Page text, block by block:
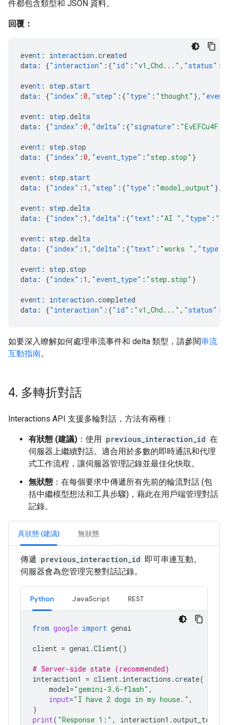
件都包含類型和 JSON 資料。
回覆：
event : interaction .created
data : {"interaction" :{"id" : "v1_Chd..." , "status" :
event : step.start
data : {"index" :0, "step" :{"type" : "thought" },
event : step.delta
data : {"index" :0, "delta" :{"signature" :
event : step.stop
data : {"index" :0, "event_type" : "step.stop" }
event : step.start
data : {"index" : 1 , "step" :{"type" : "model_output" },
event : step.delta
data : {"index" : 1 , "delta" :{"text" : "AI " , "type" :
event : step.delta
data : {"index" : 1 , "delta" :{"text" : "works " , "type"
event : step.stop
data : {"index" : 1 , "event_type" : "step.stop" }
event : interaction .completed
data : {"interaction" :{"id" : "v1_Chd..." , "status" :
如要深入瞭解如何處理串流事件和 delta 類型，請參閱串流
互動指南。
4. 多轉折對話
Interactions API 支援多輪對話，方法有兩種：
有狀態 (建議) ：使用 previous_interaction_id 在
伺服器上繼續對話。適合用於多數的即時通訊和代理
式工作流程，讓伺服器管理記錄並最佳化快取。
無狀態 ：在每個要求中傳遞所有先前的輪流對話 (包
括中繼模型想法和工具步驟)，藉此在用戶端管理對話
記錄。
具狀態 (建議) 無狀態
傳遞 previous_interaction_id 即可串連互動。
伺服器會為您管理完整對話記錄。
Python JavaScript REST
from google import genai
client = genai .Client()
# Server-side state (recommended)
interaction1
= client. interactions .create(
model="gemini-3.6-flash" ,
input="I have 2 dogs in my house." ,
)
print( "Response 1:" , interaction1 .output_text